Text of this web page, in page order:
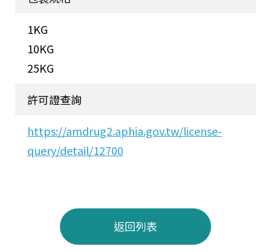
1KG
10KG
25KG
許可證查詢
https://amdrug2.aphia.gov.tw/license-
query/detail/12700
返回列表